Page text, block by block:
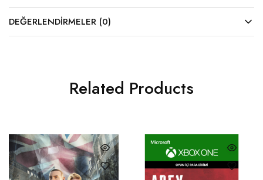
DEĞERLENDIRMELER (0)
Related Products